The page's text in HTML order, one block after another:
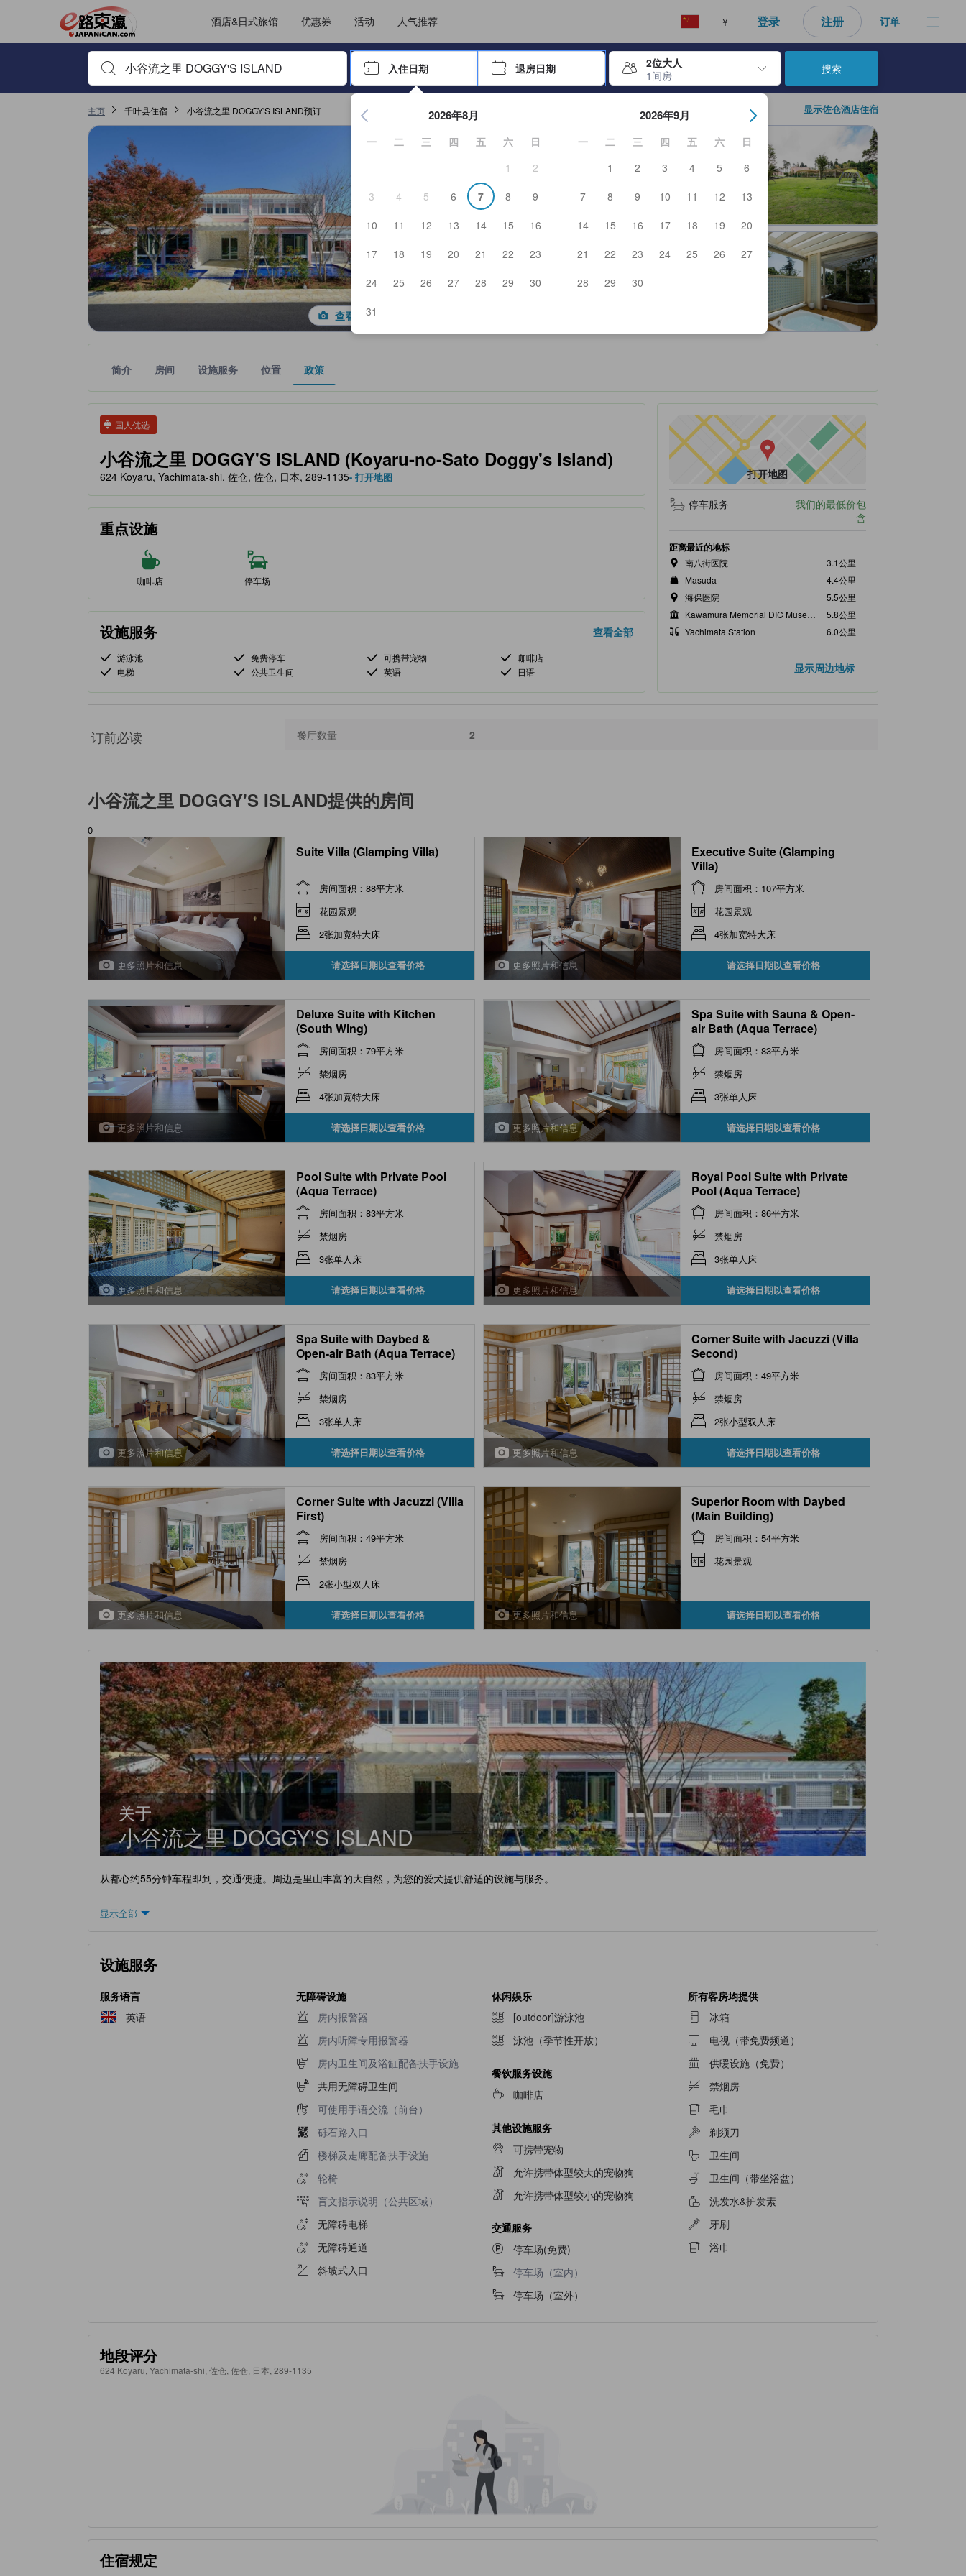
酒店&日式旅馆 优惠券 活动 人气推荐 ¥ 登录 注册 订单
输入住宿名或关键词以搜索，使用箭头或 tab 键以移动，点击 Enter 键以选择
入住日期 退房日期
2位大人
1间房
按 Enter 键开始浏览日期选择器。使用箭头键浏览入住和退房日期。使用 Enter 键选择日期后，入住日期将被选择。重复相同操作以选择
2026年8月
一 二 三 四 五 六
日
1
2
3
4 5 6 7 8
9
10
11 12 13 14 15
16
17
18 19 20 21 22
23
24
25 26 27 28 29
30
31
2026年9月
一 二 三 四 五 六
日
1
2 3 4 5
6
7
8 9 10 11 12
13
14
15 16 17 18 19
20
21
22 23 24 25 26
27
28
29 30
搜索
主页 千叶县住宿 小谷流之里 DOGGY'S ISLAND预订 显示佐仓酒店住宿
查看全部图片
简介 房间 设施服务 位置 政策
国人优选
tooltip
小谷流之里 DOGGY'S ISLAND (Koyaru-no-Sato Doggy's Island)
tooltip
金色星星表示的等级信息由合作第三方平台提供，仅作为住宿舒适度、设施服务等方面的水平参考。
624 Koyaru, Yachimata-shi, 佐仓, 佐仓, 日本, 289-1135- 打开地图
重点设施
咖啡店 停车场
设施服务 查看全部
游泳池 免费停车 可携带宠物
咖啡店
电梯
公共卫生间 英语 日语
打开地图
停车服务
我们的最低价包
含
距离最近的地标
南八街医院
3.1公里
Masuda
4.4公里
海保医院
5.5公里
Kawamura Memorial DIC Museum of Art
5.8公里
Yachimata Station
6.0公里
显示周边地标
订前必读 餐厅数量 2
小谷流之里 DOGGY'S ISLAND提供的房间
0
更多照片和信息
Suite Villa (Glamping Villa)
房间面积：88平方米
花园景观
2张加宽特大床
请选择日期以查看价格 更多照片和信息
Executive Suite (Glamping
Villa)
房间面积：107平方米
花园景观
4张加宽特大床
请选择日期以查看价格
更多照片和信息
Deluxe Suite with Kitchen
(South Wing)
房间面积：79平方米
禁烟房
4张加宽特大床
请选择日期以查看价格 更多照片和信息
Spa Suite with Sauna & Open-
air Bath (Aqua Terrace)
房间面积：83平方米
禁烟房
3张单人床
请选择日期以查看价格
更多照片和信息
Pool Suite with Private Pool
(Aqua Terrace)
房间面积：83平方米
禁烟房
3张单人床
请选择日期以查看价格 更多照片和信息
Royal Pool Suite with Private
Pool (Aqua Terrace)
房间面积：86平方米
禁烟房
3张单人床
请选择日期以查看价格
更多照片和信息
Spa Suite with Daybed &
Open-air Bath (Aqua Terrace)
房间面积：83平方米
禁烟房
3张单人床
请选择日期以查看价格 更多照片和信息
Corner Suite with Jacuzzi (Villa
Second)
房间面积：49平方米
禁烟房
2张小型双人床
请选择日期以查看价格
更多照片和信息
Corner Suite with Jacuzzi (Villa
First)
房间面积：49平方米
禁烟房
2张小型双人床
请选择日期以查看价格 更多照片和信息
Superior Room with Daybed
(Main Building)
房间面积：54平方米
花园景观
请选择日期以查看价格
关于
小谷流之里 DOGGY'S ISLAND
从都心约55分钟车程即到，交通便捷。周边是里山丰富的大自然，为您的爱犬提供舒适的设施与服务。
显示全部
设施服务
服务语言
英语
无障碍设施
不提供房内报警器
房内报警器
不提供房内听障专用报警器
房内听障专用报警器
不提供房内卫生间及浴缸配备扶手设施
房内卫生间及浴缸配备扶手设施
共用无障碍卫生间
不提供可使用手语交流（前台）
可使用手语交流（前台）
不提供砾石路入口
砾石路入口
不提供楼梯及走廊配备扶手设施
楼梯及走廊配备扶手设施
不提供轮椅
轮椅
不提供盲文指示说明（公共区域）
盲文指示说明（公共区域）
无障碍电梯
无障碍通道
斜坡式入口
休闲娱乐
[outdoor]游泳池
泳池（季节性开放）
餐饮服务设施
咖啡店
其他设施服务
可携带宠物
允许携带体型较大的宠物狗
允许携带体型较小的宠物狗
交通服务
停车场(免费)
不提供停车场（室内）
停车场（室内）
停车场（室外）
所有客房均提供
冰箱
电视（带免费频道）
供暖设施（免费）
禁烟房
毛巾
剃须刀
卫生间
卫生间（带坐浴盆）
洗发水&护发素
牙刷
浴巾
地段评分
624 Koyaru, Yachimata-shi, 佐仓, 佐仓, 日本, 289-1135
住宿规定